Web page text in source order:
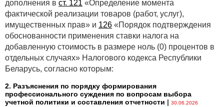
дополнения в ст. 121 «Определение момента
фактической реализации товаров (работ, услуг),
имущественных прав» и 126 «Порядок подтверждения
обоснованности применения ставки налога на
добавленную стоимость в размере ноль (0) процентов в
отдельных случаях» Налогового кодекса Республики
Беларусь, согласно которым:
2. Разъяснения по порядку формирования
профессионального суждения по вопросам выбора
учетной политики и составления отчетности | 30.06.2026